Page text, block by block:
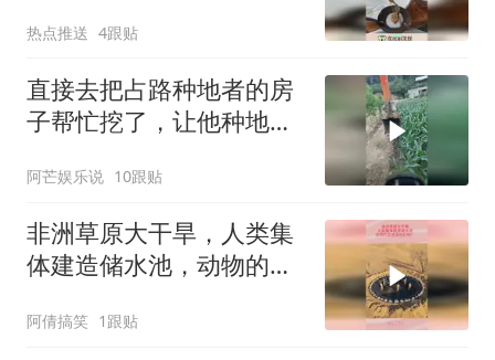
热点推送 4跟贴
直接去把占路种地者的房
子帮忙挖了，让他种地，
阿芒娱乐说 10跟贴
非洲草原大干旱，人类集
体建造储水池，动物的会
阿倩搞笑 1跟贴